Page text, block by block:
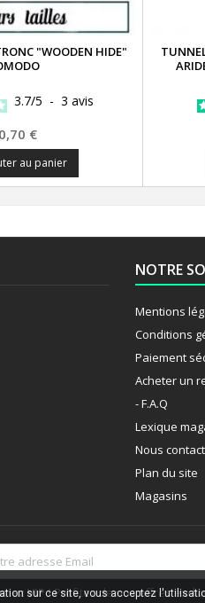
"WOODEN HIDE"
3.7/5 - 3avis
€
au panier
NOTRE
Mentions
Conditions
Paiement
Acheter un
- F.A.Q
Lexique
Nous
Plan du site
Magasins
VIP !Profitez de nos offres
sur ce site, vous acceptez